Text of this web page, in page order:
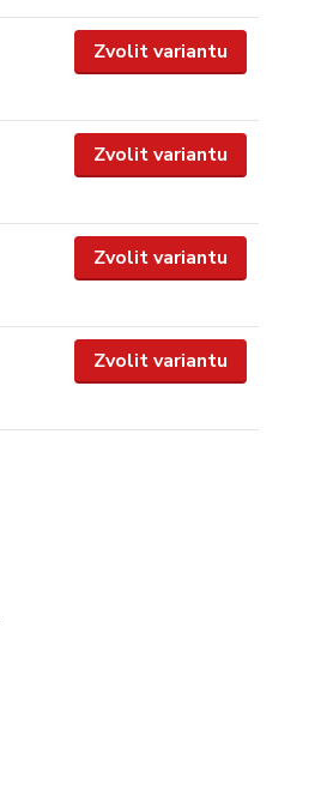
Zvolit variantu
Zvolit variantu
Zvolit variantu
Zvolit variantu